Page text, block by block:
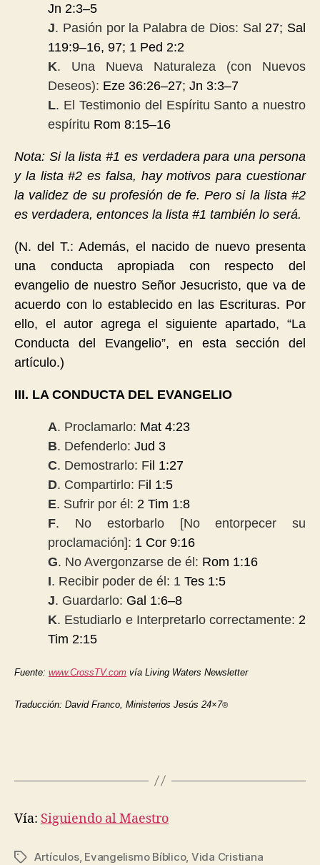
Jn 2:3–5
J. Pasión por la Palabra de Dios: Sal 27; Sal
119:9–16, 97; 1 Ped 2:2
K. Una Nueva Naturaleza (con Nuevos
Deseos): Eze 36:26–27; Jn 3:3–7
L. El Testimonio del Espíritu Santo a nuestro
espíritu Rom 8:15–16
Nota: Si la lista #1 es verdadera para una persona
y la lista #2 es falsa, hay motivos para cuestionar
la validez de su profesión de fe. Pero si la lista #2
es verdadera, entonces la lista #1 también lo será.
(N. del T.: Además, el nacido de nuevo presenta
una conducta apropiada con respecto del
evangelio de nuestro Señor Jesucristo, que va de
acuerdo con lo establecido en las Escrituras. Por
ello, el autor agrega el siguiente apartado, “La
Conducta del Evangelio”, en esta sección del
artículo.)
III. LA CONDUCTA DEL EVANGELIO
A. Proclamarlo: Mat 4:23
B. Defenderlo:Jud 3
C. Demostrarlo: Fil 1:27
D. Compartirlo: Fil 1:5
E. Sufrir por él: 2 Tim 1:8
F. No estorbarlo [No entorpecer su
proclamación]: 1 Cor 9:16
G. No Avergonzarse de él: Rom 1:16
I. Recibir poder de él: 1Tes 1:5
J. Guardarlo: Gal 1:6–8
K. Estudiarlo e Interpretarlo correctamente: 2
Tim 2:15
Fuente: www.CrossTV.com vía Living Waters Newsletter
Traducción: David Franco, Ministerios Jesús 24×7®
Vía: Siguiendo al Maestro
Etiquetas
Artículos, Evangelismo Bíblico, Vida Cristiana